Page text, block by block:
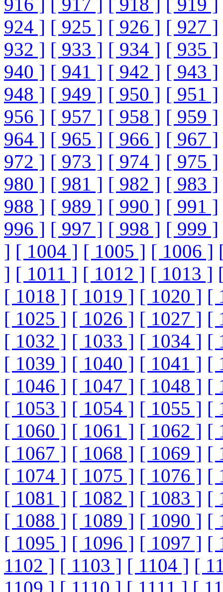
916 ] [ 917 ] [ 918 ] [ 919 ]
924 ] [ 925 ] [ 926 ] [ 927 ]
932 ] [ 933 ] [ 934 ] [ 935 ]
940 ] [ 941 ] [ 942 ] [ 943 ]
948 ] [ 949 ] [ 950 ] [ 951 ]
956 ] [ 957 ] [ 958 ] [ 959 ]
964 ] [ 965 ] [ 966 ] [ 967 ]
972 ] [ 973 ] [ 974 ] [ 975 ]
980 ] [ 981 ] [ 982 ] [ 983 ]
988 ] [ 989 ] [ 990 ] [ 991 ]
996 ] [ 997 ] [ 998 ] [ 999 ]
] [ 1004 ] [ 1005 ] [ 1006 ]
] [ 1011 ] [ 1012 ] [ 1013 ]
[ 1018 ] [ 1019 ] [ 1020 ] [
[ 1025 ] [ 1026 ] [ 1027 ] [
[ 1032 ] [ 1033 ] [ 1034 ] [
[ 1039 ] [ 1040 ] [ 1041 ] [
[ 1046 ] [ 1047 ] [ 1048 ] [
[ 1053 ] [ 1054 ] [ 1055 ] [
[ 1060 ] [ 1061 ] [ 1062 ] [
[ 1067 ] [ 1068 ] [ 1069 ] [
[ 1074 ] [ 1075 ] [ 1076 ] [
[ 1081 ] [ 1082 ] [ 1083 ] [
[ 1088 ] [ 1089 ] [ 1090 ] [
[ 1095 ] [ 1096 ] [ 1097 ] [
1102 ] [ 1103 ] [ 1104 ] [